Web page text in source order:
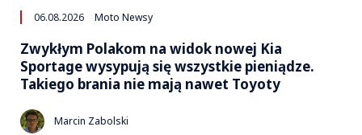
06.08.2026 Moto Newsy
Zwykłym Polakom na widok nowej Kia
Sportage wysypują się wszystkie pieniądze.
Takiego brania nie mają nawet Toyoty
Marcin Zabolski